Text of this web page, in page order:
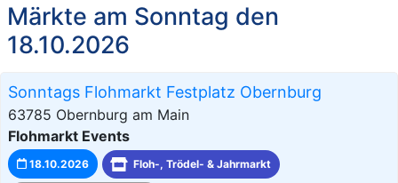
Märkte am Sonntag den
18.10.2026
Sonntags Flohmarkt Festplatz Obernburg
63785 Obernburg am Main
Flohmarkt Events
18.10.2026 Floh-, Trödel- & Jahrmarkt